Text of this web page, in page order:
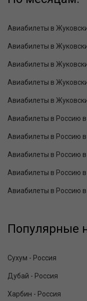
Авиабилеты в
Авиабилеты в
Авиабилеты в
Авиабилеты в
Авиабилеты в
Авиабилеты в Россию в
Авиабилеты в Россию в
Авиабилеты в Россию в
Авиабилеты в Россию
Авиабилеты в Россию
Популярные
Сухум - Россия
Дубай - Россия
Харбин - Россия